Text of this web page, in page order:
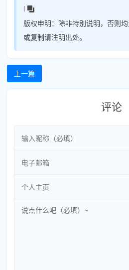
l
版权申明： 除非特别说明，否则
或复制请注明出处。
上一篇
评论